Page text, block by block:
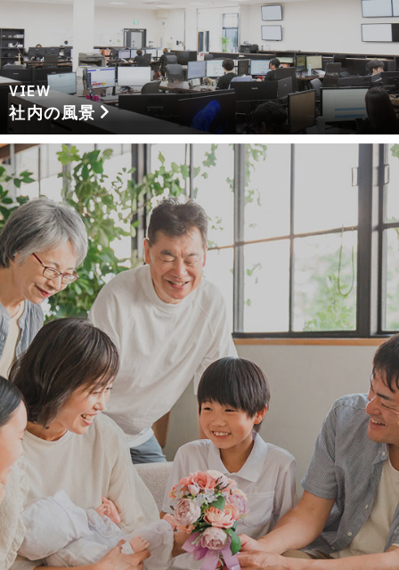
VIEW
社内の風景